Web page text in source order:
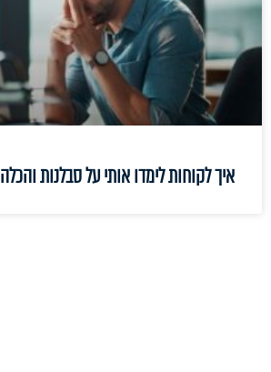
איך לקוחות לימדו אותי על סבלנות והכלה